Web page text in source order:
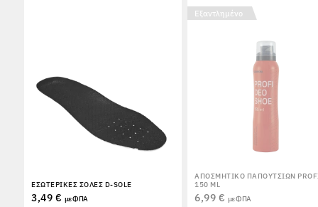
ΕΣΩΤΕΡΙΚΈΣ ΣΌΛΕΣ D-SOLE
3,49 € με ΦΠΑ
Εξαντλημένο
ΑΠΟΣΜΗΤΙΚΌ ΠΑΠΟΥΤΣΙΏΝ
150 ML
6,99 € με ΦΠΑ